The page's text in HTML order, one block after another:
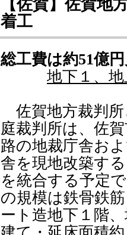
【佐賀】佐賀
着工
総工費は約51億
地下１、
佐賀地方裁判所
庭裁判所は、佐
路の地裁庁舎お
舎を現地改築す
を統合する予定
の規模は鉄骨鉄
ート造地下１階